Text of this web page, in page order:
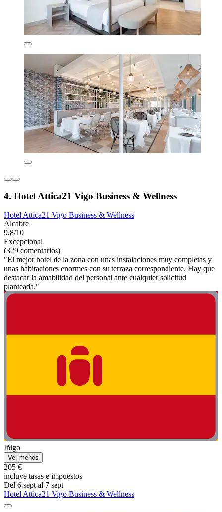
4. Hotel Attica21 Vigo Business & Wellness
Hotel Attica21 Vigo Business & Wellness
Alcabre
9,8/10
Excepcional
(329 comentarios)
"El mejor hotel de la zona con unas instalaciones muy completas y
unas habitaciones enormes con su terraza correspondiente. Hay que
destacar la amabilidad del personal ante cualquier solicitud
planteada."
Iñigo
Ver menos
205 €
incluye tasas e impuestos
Del 6 sept al 7 sept
Hotel Attica21 Vigo Business & Wellness